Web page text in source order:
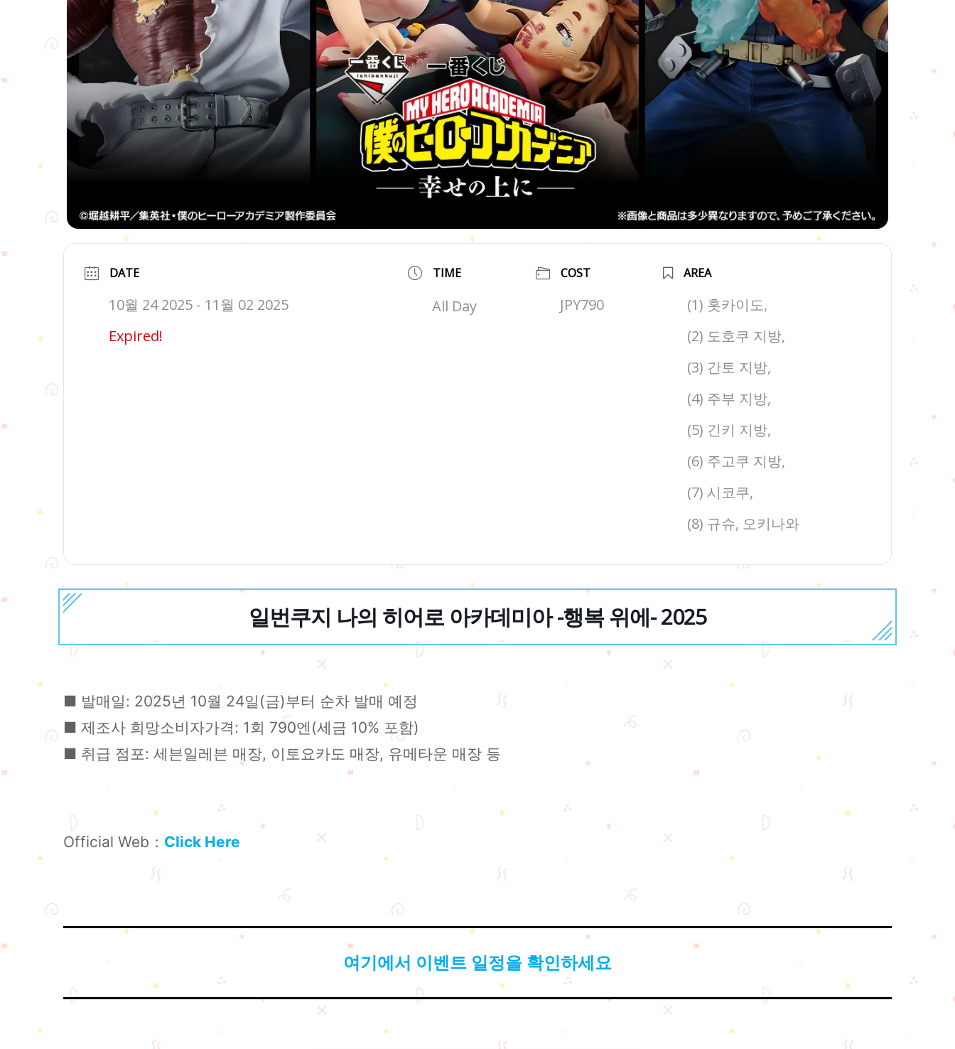
DATE
10월 24 2025 - 11월 02 2025
Expired!
TIME
All Day
COST
JPY790
AREA
(1) 홋카이도,
(2) 도호쿠 지방,
(3) 간토 지방,
(4) 주부 지방,
(5) 긴키 지방,
(6) 주고쿠 지방,
(7) 시코쿠,
(8) 규슈, 오키나와
일번쿠지 나의 히어로 아카데미아 -행복 위에- 2025
■ 발매일: 2025년 10월 24일(금)부터 순차 발매 예정
■ 제조사 희망소비자가격: 1회 790엔(세금 10% 포함)
■ 취급 점포: 세븐일레븐 매장, 이토요카도 매장, 유메타운 매장 등
Official Web： Click Here
여기에서 이벤트 일정을 확인하세요